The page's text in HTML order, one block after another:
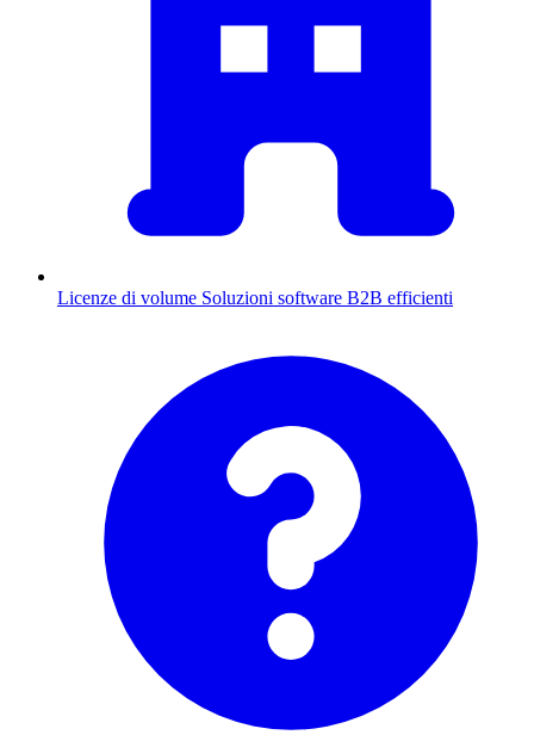
Licenze di volume Soluzioni software B2B efficienti